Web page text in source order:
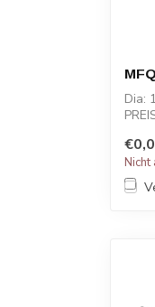
Dia:
Nicht